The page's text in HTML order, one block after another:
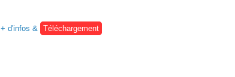
+ d'infos & Téléchargement